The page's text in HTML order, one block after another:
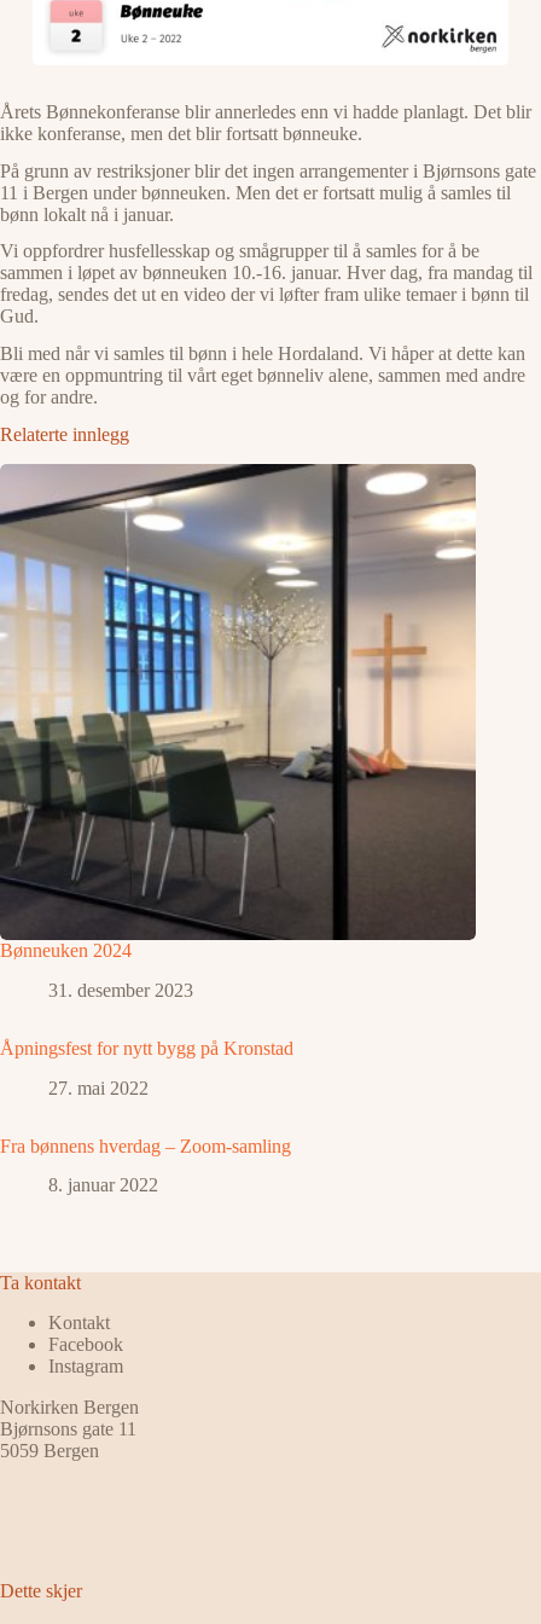
Årets Bønnekonferanse blir annerledes enn vi hadde planlagt. Det blir
ikke konferanse, men det blir fortsatt bønneuke.
På grunn av restriksjoner blir det ingen arrangementer i Bjørnsons gate
11 i Bergen under bønneuken. Men det er fortsatt mulig å samles til
bønn lokalt nå i januar.
Vi oppfordrer husfellesskap og smågrupper til å samles for å be
sammen i løpet av bønneuken 10.-16. januar. Hver dag, fra mandag til
fredag, sendes det ut en video der vi løfter fram ulike temaer i bønn til
Gud.
Bli med når vi samles til bønn i hele Hordaland. Vi håper at dette kan
være en oppmuntring til vårt eget bønneliv alene, sammen med andre
og for andre.
Relaterte innlegg
Bønneuken 2024
31. desember 2023
Åpningsfest for nytt bygg på Kronstad
27. mai 2022
Fra bønnens hverdag – Zoom-samling
8. januar 2022
Ta kontakt
Kontakt
Facebook
Instagram
Norkirken Bergen
Bjørnsons gate 11
5059 Bergen
Dette skjer